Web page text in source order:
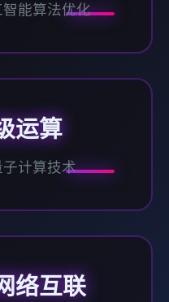
能算法优化
运算
计算技术
络互联